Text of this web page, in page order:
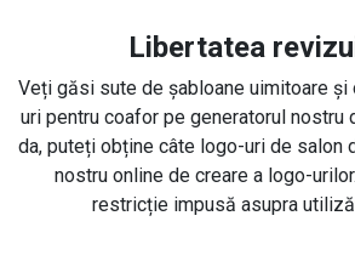
Libertatea
Veți găsi sute de șabloane uimitoare
uri pentru coafor pe generatorul nostru
da, puteți obține câte logo-uri de salon
nostru online de creare a logo-
restricție impusă asupra